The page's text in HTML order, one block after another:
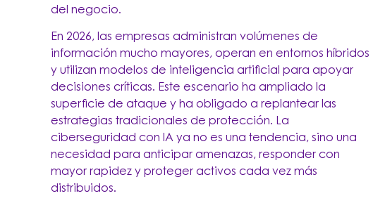
del negocio.
En 2026, las empresas administran volúmenes de
información mucho mayores, operan en entornos híbridos
y utilizan modelos de inteligencia artificial para apoyar
decisiones críticas. Este escenario ha ampliado la
superficie de ataque y ha obligado a replantear las
estrategias tradicionales de protección. La
ciberseguridad con IA ya no es una tendencia, sino una
necesidad para anticipar amenazas, responder con
mayor rapidez y proteger activos cada vez más
distribuidos.